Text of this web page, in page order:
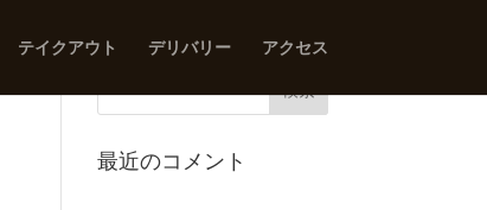
テイクアウト デリバリー アクセス
最近のコメント